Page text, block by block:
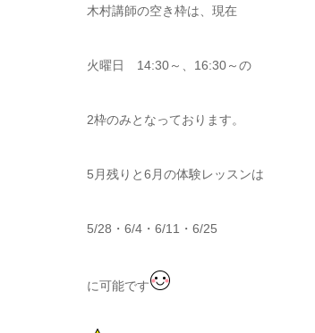
木村講師の空き枠は、現在
火曜日 14:30～、16:30～の
2枠のみとなっております。
5月残りと6月の体験レッスンは
5/28・6/4・6/11・6/25
に可能です